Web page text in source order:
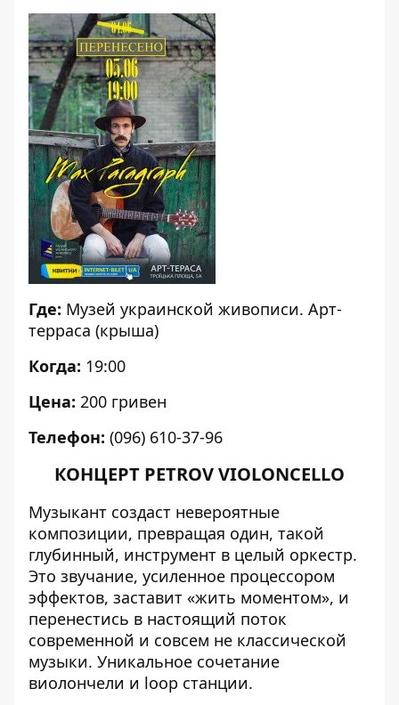
Где: Музей украинской живописи. Арт-
терраса (крыша)
Когда: 19:00
Цена: 200 гривен
Телефон: (096) 610-37-96
КОНЦЕРТ PETROV VIOLONCELLO
Музыкант создаст невероятные
композиции, превращая один, такой
глубинный, инструмент в целый оркестр.
Это звучание, усиленное процессором
эффектов, заставит «жить моментом», и
перенестись в настоящий поток
современной и совсем не классической
музыки. Уникальное сочетание
виолончели и loop станции.